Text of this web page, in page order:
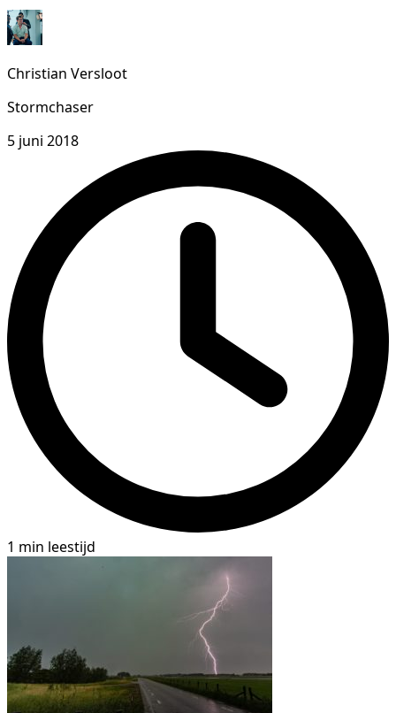
Christian Versloot
Stormchaser
5 juni 2018
1 min leestijd